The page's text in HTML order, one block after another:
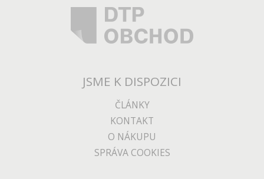
JSME K DISPOZICI
ČLÁNKY
KONTAKT
O NÁKUPU
SPRÁVA COOKIES